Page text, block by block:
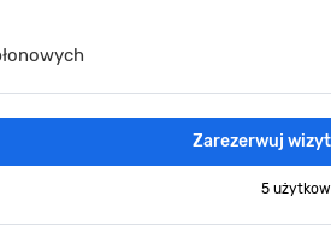
Zarezerwuj
5